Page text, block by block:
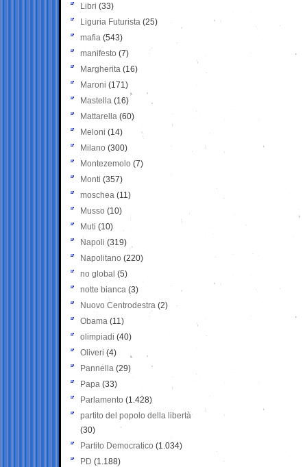
Libri (33)
Liguria Futurista (25)
mafia (543)
manifesto (7)
Margherita (16)
Maroni (171)
Mastella (16)
Mattarella (60)
Meloni (14)
Milano (300)
Montezemolo (7)
Monti (357)
moschea (11)
Musso (10)
Muti (10)
Napoli (319)
Napolitano (220)
no global (5)
notte bianca (3)
Nuovo Centrodestra (2)
Obama (11)
olimpiadi (40)
Oliveri (4)
Pannella (29)
Papa (33)
Parlamento (1.428)
partito del popolo della libertà
(30)
Partito Democratico (1.034)
PD (1.188)